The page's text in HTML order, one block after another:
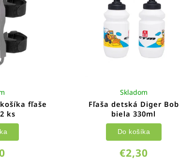
fľaše
ks
Fľaša detská Diger Bob
biela 330ml
Skladom
€2,30
Do košíka